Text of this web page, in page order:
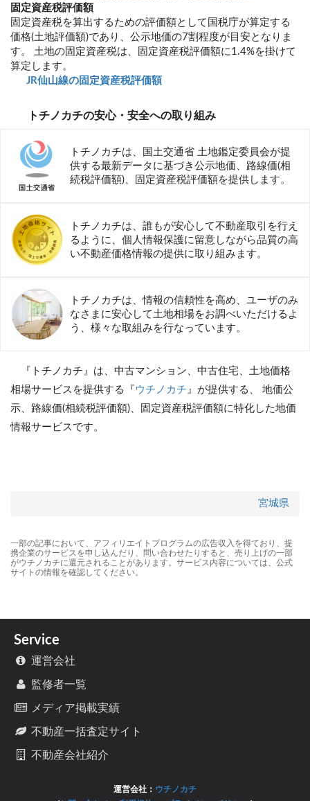
固定資産税評価額
固定資産税を算出するための評価額として国税庁が算定する
価格(土地評価額)であり、公示地価の7割程度が目安となりま
す。 土地の固定資産税は、固定資産税評価額に1.4%を掛けて
算定します。
JR仙山線の固定資産税評価額
トチノカチの安心・安全への取り組み
トチノカチは、国土交通省 土地鑑定委員会が提
供する最新データに基づき公示地価、路線価(相
続税評価額)、固定資産税評価額を提供します。
トチノカチは、誰もが安心して不動産取引を行え
るように、個人情報保護に留意しながら品質の高
い不動産価格情報の提供に取り組みます。
トチノカチは、情報の信頼性を高め、ユーザのみ
なさまに安心して土地相場をお調べいただけるよ
う、様々な取組みを行なっています。
『トチノカチ』は、中古マンション、中古住宅、土地価格
相場サービスを提供する『 ウチノカチ 』が提供する、 地価公
示、路線価(相続税評価額)、固定資産税評価額に特化した地価
情報サービスです。
宮城県
一部の記事において、アフィリエイトプログラムの広告収入を得ており、提
携企業のサービスを申し込んだり、問い合わせたりすると、売り上げの一部
がウチノカチに還元されることがあります。サービス内容については、公式
サイトの情報を確認してください。
Service
運営会社
監修者一覧
メディア掲載実績
不動産一括査定サイト
不動産会社紹介
運営会社： ウチノカチ